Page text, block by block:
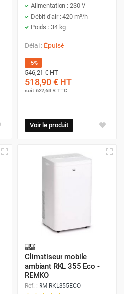
Alimentation : 230 V
Débit d'air : 420 m³/h
Poids : 34 kg
Délai : Épuisé
-5%
546,21 €HT
518,90 € HT
soit 622,68 € TTC
Voir le produit
Climatiseur mobile
ambiant RKL 355 Eco -
REMKO
Réf. : RM RKL355ECO